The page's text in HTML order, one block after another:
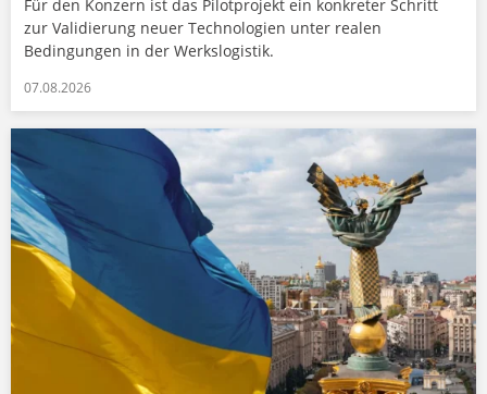
Für den Konzern ist das Pilotprojekt ein konkreter Schritt
zur Validierung neuer Technologien unter realen
Bedingungen in der Werkslogistik.
07.08.2026